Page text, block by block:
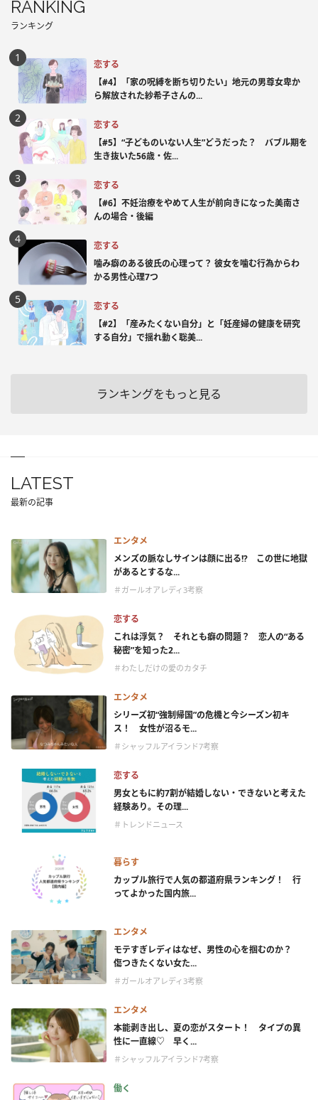
RANKING
ランキング
恋する
【#4】「家の呪縛を断ち切りたい」地元の男尊女卑か
ら解放された紗希子さんの...
恋する
【#5】“子どものいない人生”どうだった？ バブル期を
生き抜いた56歳・佐...
恋する
【#6】不妊治療をやめて人生が前向きになった美南さ
んの場合・後編
恋する
噛み癖のある彼氏の心理って？ 彼女を噛む行為からわ
かる男性心理7つ
恋する
【#2】「産みたくない自分」と「妊産婦の健康を研究
する自分」で揺れ動く聡美...
ランキングをもっと見る
LATEST
最新の記事
エンタメ
メンズの脈なしサインは顔に出る!? この世に地獄
があるとするな...
＃ガールオアレディ3考察
恋する
これは浮気？ それとも癖の問題？ 恋人の“ある
秘密”を知った2...
＃わたしだけの愛のカタチ
エンタメ
シリーズ初“強制帰国”の危機と今シーズン初キ
ス！ 女性が沼るモ...
＃シャッフルアイランド7考察
恋する
男女ともに約7割が結婚しない・できないと考えた
経験あり。その理...
＃トレンドニュース
暮らす
カップル旅行で人気の都道府県ランキング！ 行
ってよかった国内旅...
エンタメ
モテすぎレディはなぜ、男性の心を掴むのか？
傷つきたくない女た...
＃ガールオアレディ3考察
エンタメ
本能剥き出し、夏の恋がスタート！ タイプの異
性に一直線♡ 早く...
＃シャッフルアイランド7考察
働く